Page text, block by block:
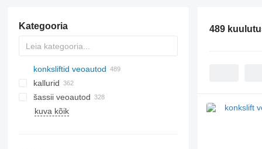
Kategooria
konksliftid veoautod
kallurid
šassii veoautod
kuva kõik
489